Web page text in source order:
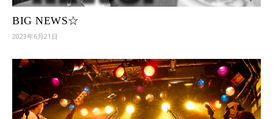
BIG NEWS☆
2023年6月21日